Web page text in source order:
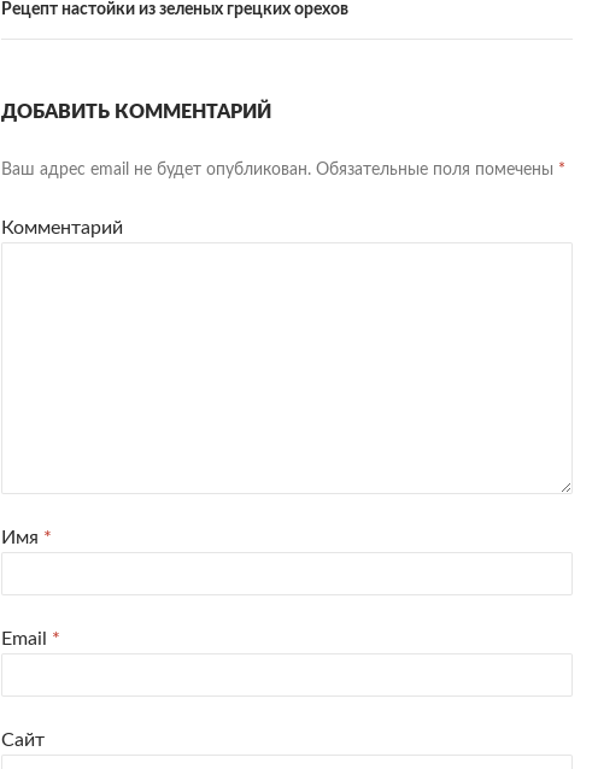
Рецепт настойки из зеленых грецких орехов
ДОБАВИТЬ КОММЕНТАРИЙ
Ваш адрес email не будет опубликован. Обязательные поля помечены *
Комментарий
Имя *
Email *
Сайт